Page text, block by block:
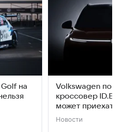
на
Volkswagen
кроссовер
может
Новости